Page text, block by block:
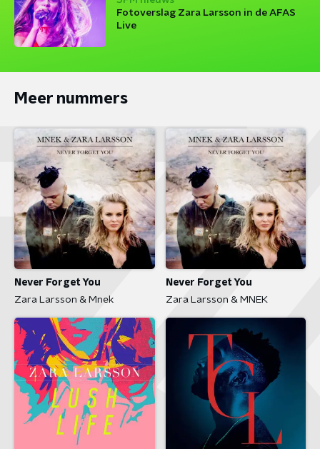
Fotoverslag Zara Larsson in de AFAS
Live
Meer nummers
Never Forget You
Zara Larsson & Mnek
Never Forget You
Zara Larsson & MNEK